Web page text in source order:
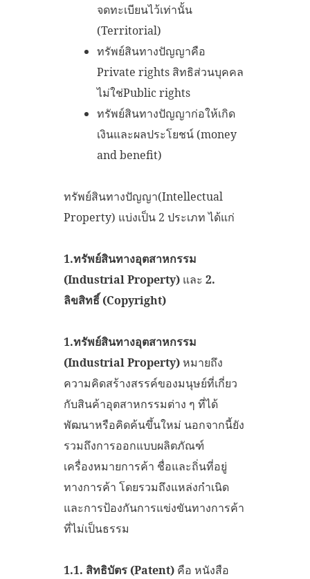
จดทะเบียนไว้เท่านั้น
(Territorial)
ทรัพย์สินทางปัญญาคือ
Private rights สิทธิส่วนบุคคล
ไม่ใช่Public rights
ทรัพย์สินทางปัญญาก่อให้เกิด
เงินและผลประโยชน์ (money
and benefit)
ทรัพย์สินทางปัญญา(Intellectual
Property) แบ่งเป็น 2 ประเภท ได้แก่
1.ทรัพย์สินทางอุตสาหกรรม
(Industrial Property) และ 2.
ลิขสิทธิ์ (Copyright)
1.ทรัพย์สินทางอุตสาหกรรม
(Industrial Property)หมายถึง
ความคิดสร้างสรรค์ของมนุษย์ที่เกี่ยว
กับสินค้าอุตสาหกรรมต่าง ๆ ที่ได้
พัฒนาหรือคิดค้นขึ้นใหม่ นอกจากนี้ยัง
รวมถึงการออกแบบผลิตภัณฑ์
เครื่องหมายการค้า ชื่อและถิ่นที่อยู่
ทางการค้า โดยรวมถึงแหล่งกำเนิด
และการป้องกันการแข่งขันทางการค้า
ที่ไม่เป็นธรรม
1.1. สิทธิบัตร (Patent) คือ หนังสือ